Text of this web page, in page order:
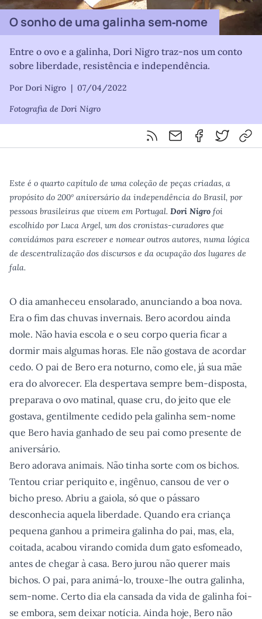
O sonho de uma galinha sem‑nome
Entre o ovo e a galinha, Dori Nigro traz-nos um conto
sobre liberdade, resistência e independência.
Por Dori Nigro | 07/04/2022
Fotografia de Dori Nigro
Feed RSS
Partilhar por email
Partilhar por
Partilhar
Este é o quarto capítulo de uma coleção de peças criadas, a
propósito do 200º aniversário da independência do Brasil, por
pessoas brasileiras que vivem em Portugal. Dori Nigro foi
escolhido por Luca Argel, um dos cronistas-curadores que
convidámos para escrever e nomear outros autores, numa lógica
de descentralização dos discursos e da ocupação dos lugares de
fala.
O dia amanheceu ensolarado, anunciando a boa nova.
Era o fim das chuvas invernais. Bero acordou ainda
mole. Não havia escola e o seu corpo queria ficar a
dormir mais algumas horas. Ele não gostava de acordar
cedo. O pai de Bero era noturno, como ele, já sua mãe
era do alvorecer. Ela despertava sempre bem-disposta,
preparava o ovo matinal, quase cru, do jeito que ele
gostava, gentilmente cedido pela galinha sem-nome
que Bero havia ganhado de seu pai como presente de
aniversário.
Bero adorava animais. Não tinha sorte com os bichos.
Tentou criar periquito e, ingênuo, cansou de ver o
bicho preso. Abriu a gaiola, só que o pássaro
desconhecia aquela liberdade. Quando era criança
pequena ganhou a primeira galinha do pai, mas, ela,
coitada, acabou virando comida dum gato esfomeado,
antes de chegar à casa. Bero jurou não querer mais
bichos. O pai, para animá-lo, trouxe-lhe outra galinha,
sem-nome. Certo dia ela cansada da vida de galinha foi-
se embora, sem deixar notícia. Ainda hoje, Bero não